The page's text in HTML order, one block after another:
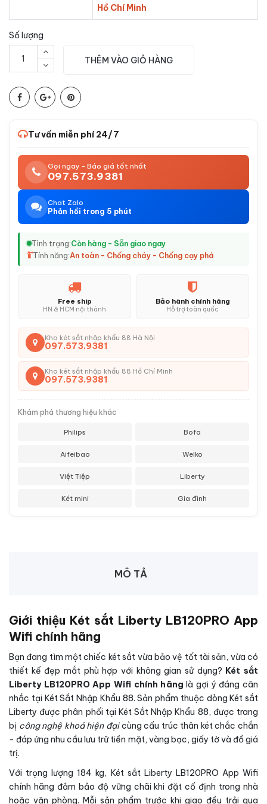
Hồ Chí Minh
Số lượng
THÊM VÀO GIỎ HÀNG
Tư vấn miễn phí 24/7
Gọi ngay - Báo giá tốt nhất
097.573.9381
Chat Zalo
Phản hồi trong 5 phút
Tình trạng:Còn hàng - Sẵn giao ngay
Tính năng:An toàn - Chống cháy - Chống cạy phá
Free ship
HN & HCM nội thành
Bảo hành chính hãng
Hỗ trợ toàn quốc
Kho két sắt nhập khẩu 88 Hà Nội
097.573.9381
Kho két sắt nhập khẩu 88 Hồ Chí Minh
097.573.9381
Khám phá thương hiệu khác
Philips Bofa
Aifeibao Welko
Việt Tiệp Liberty
Két mini Gia đình
MÔ TẢ
Giới thiệu Két sắt Liberty LB120PRO App
Wifi chính hãng
Bạn đang tìm một chiếc két sắt vừa bảo vệ tốt tài sản, vừa có
thiết kế đẹp mắt phù hợp với không gian sử dụng? Két sắt
Liberty LB120PRO App Wifi chính hãng là gợi ý đáng cân
nhắc tại Két Sắt Nhập Khẩu 88. Sản phẩm thuộc dòng Két sắt
Liberty được phân phối tại Két Sắt Nhập Khẩu 88, được trang
bị công nghệ khoá hiện đạicùng cấu trúc thân két chắc chắn
- đáp ứng nhu cầu lưu trữ tiền mặt, vàng bạc, giấy tờ và đồ giá
trị.
Với trọng lượng 184 kg, Két sắt Liberty LB120PRO App Wifi
chính hãng đảm bảo độ vững chãi khi đặt cố định trong nhà
hoặc văn phòng. Mỗi sản phẩm trước khi giao đều trải qua